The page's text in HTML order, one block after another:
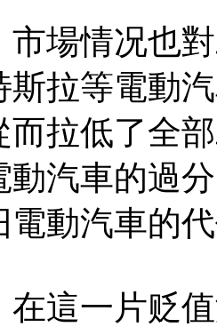
市場情况也
斯拉等電動
而拉低了全
動汽車的過
電動汽車的
在這一片贬